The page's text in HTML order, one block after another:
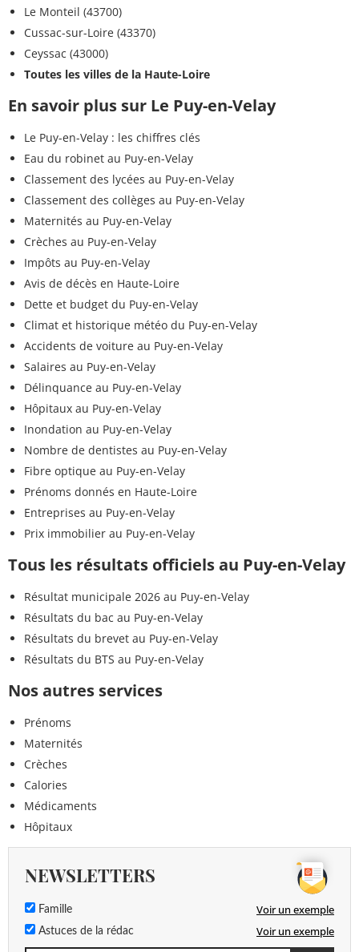
Le Monteil (43700)
Cussac-sur-Loire (43370)
Ceyssac (43000)
Toutes les villes de la Haute-Loire
En savoir plus sur Le Puy-en-Velay
Le Puy-en-Velay : les chiffres clés
Eau du robinet au Puy-en-Velay
Classement des lycées au Puy-en-Velay
Classement des collèges au Puy-en-Velay
Maternités au Puy-en-Velay
Crèches au Puy-en-Velay
Impôts au Puy-en-Velay
Avis de décès en Haute-Loire
Dette et budget du Puy-en-Velay
Climat et historique météo du Puy-en-Velay
Accidents de voiture au Puy-en-Velay
Salaires au Puy-en-Velay
Délinquance au Puy-en-Velay
Hôpitaux au Puy-en-Velay
Inondation au Puy-en-Velay
Nombre de dentistes au Puy-en-Velay
Fibre optique au Puy-en-Velay
Prénoms donnés en Haute-Loire
Entreprises au Puy-en-Velay
Prix immobilier au Puy-en-Velay
Tous les résultats officiels au Puy-en-Velay
Résultat municipale 2026 au Puy-en-Velay
Résultats du bac au Puy-en-Velay
Résultats du brevet au Puy-en-Velay
Résultats du BTS au Puy-en-Velay
Nos autres services
Prénoms
Maternités
Crèches
Calories
Médicaments
Hôpitaux
NEWSLETTERS
Famille Voir un exemple
Astuces de la rédac Voir un exemple